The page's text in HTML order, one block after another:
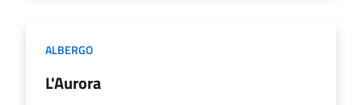
ALBERGO
L'Aurora